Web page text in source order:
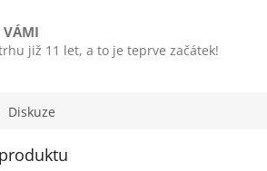
VÁMI
již 11 let, a to je teprve začátek!
Diskuze